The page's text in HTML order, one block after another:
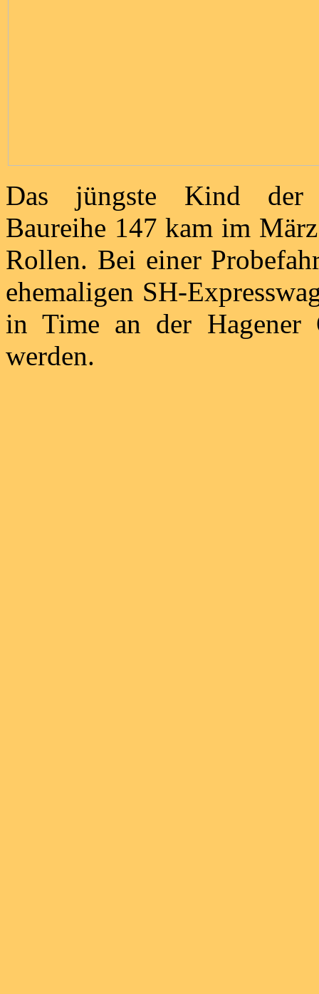
Das jüngste Kind der
Baureihe 147 kam im
Rollen. Bei einer
ehemaligen SH-
in Time an der Hagener
werden.